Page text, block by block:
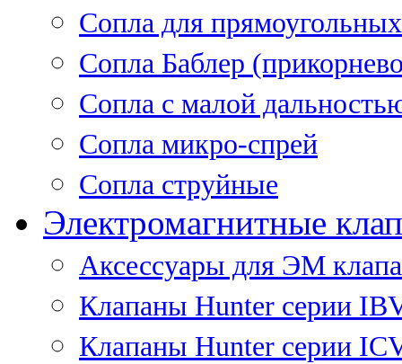
Сопла для
Сопла Баблер
Сопла с малой
Сопла микро-спрей
Сопла струйные
Электромагнитные
Аксессуары для ЭМ
Клапаны Hunter серии
Клапаны Hunter серии